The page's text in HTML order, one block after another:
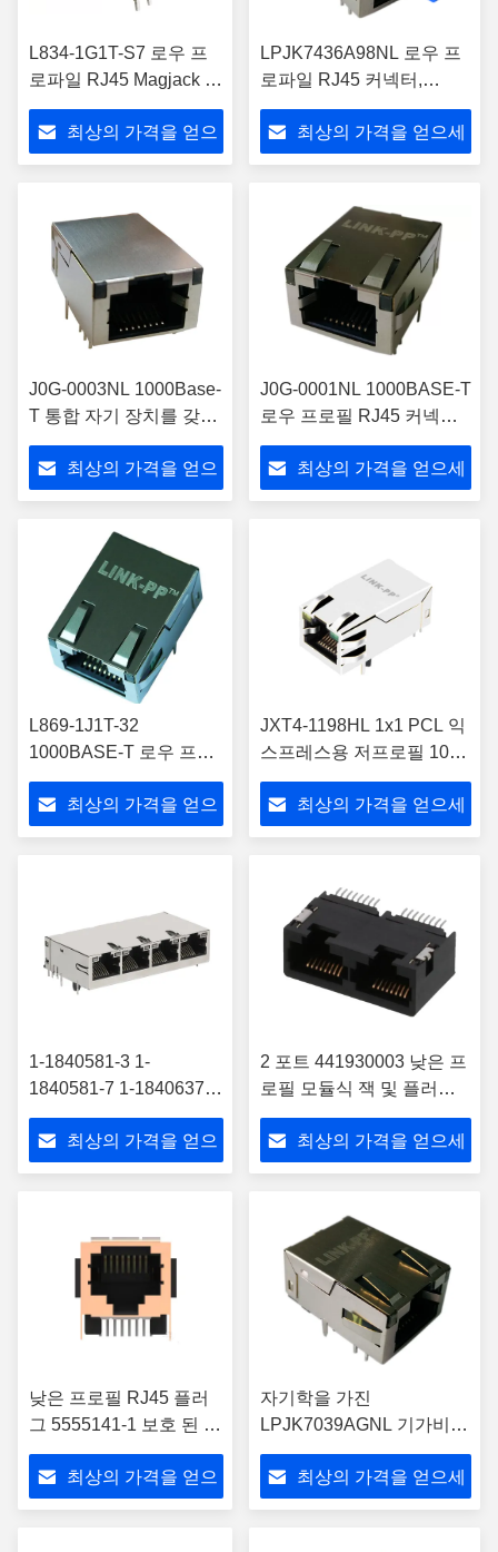
L834-1G1T-S7 로우 프
로파일 RJ45 Magjack 1
포트 1000 Base-T 쉴드
됨
최상의 가격을 얻으
LPJK7436A98NL 로우 프
로파일 RJ45 커넥터,
1000Base-T 마그네틱 포
함
최상의 가격을 얻으세
J0G-0003NL 1000Base-
T 통합 자기 장치를 갖춘
로우 프로파일 RJ45 잭
최상의 가격을 얻으
J0G-0001NL 1000BASE-T
로우 프로필 RJ45 커넥터
1x1 탭업
최상의 가격을 얻으세
L869-1J1T-32
1000BASE-T 로우 프로
파일 RJ45 마그네틱 잭
싱글 포트
최상의 가격을 얻으
JXT4-1198HL 1x1 PCL 익
스프레스용 저프로필 10G
RJ45 커넥터
최상의 가격을 얻으세
1-1840581-3 1-
1840581-7 1-1840637-7
통합 연결 모듈 (ICM)
최상의 가격을 얻으
2 포트 441930003 낮은 프
로필 모듈식 잭 및 플러그
표면 장착
최상의 가격을 얻으세
낮은 프로필 RJ45 플러
그 5555141-1 보호 된 잠
금 아래 CAT 3
최상의 가격을 얻으
자기학을 가진
LPJK7039AGNL 기가비트
저프로파일 Rj45
10/100/1000
최상의 가격을 얻으세